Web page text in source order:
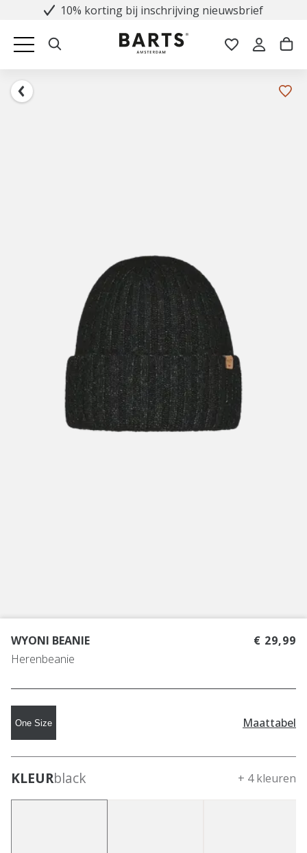
10% korting bij inschrijving nieuwsbrief
WYONI BEANIE
Herenbeanie
€ 29,99
One Size Maattabel
KLEURblack + 4 kleuren